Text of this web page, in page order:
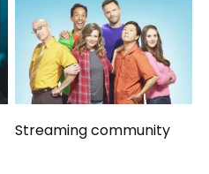
Streaming community